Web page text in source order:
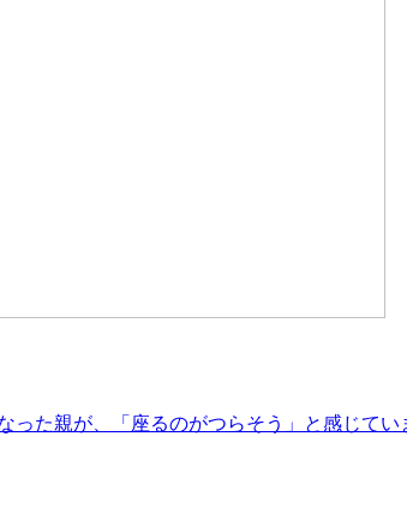
った親が、「座るのがつらそう」と感じてい